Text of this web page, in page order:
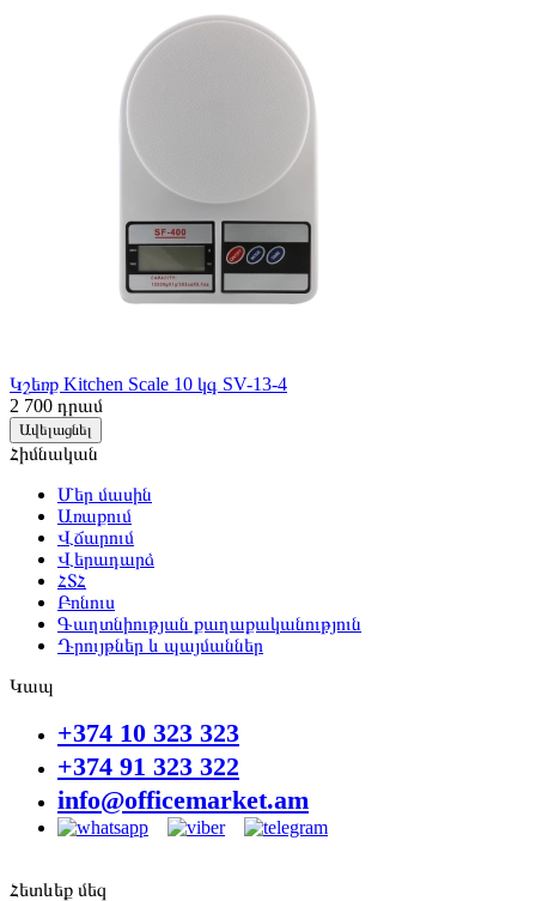
Կշեռք Kitchen Scale 10 կգ SV-13-4
2 700 դրամ
Ավելացնել
Հիմնական
Մեր մասին
Առաքում
Վճարում
Վերադարձ
ՀՏՀ
Բոնուս
Գաղտնիության քաղաքականություն
Դրույթներ և պայմաններ
Կապ
+374 10 323 323
+374 91 323 322
info@officemarket.am
Հետևեք մեզ